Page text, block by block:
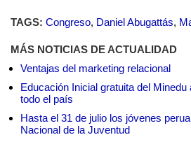
TAGS: Congreso, Daniel Abugattás,
MÁS NOTICIAS DE ACTUALIDAD
Ventajas del marketing relacional
Educación Inicial gratuita del
todo el país
Hasta el 31 de julio los jóvenes
Nacional de la Juventud